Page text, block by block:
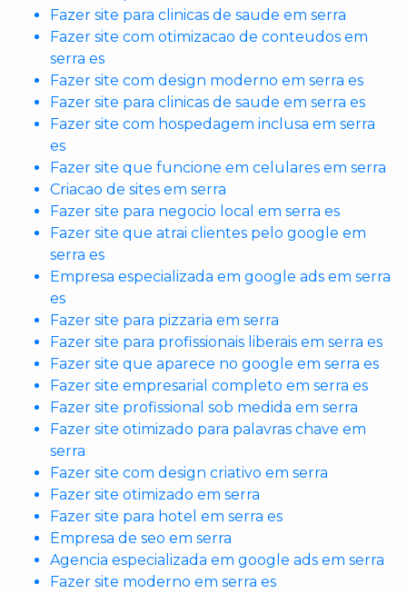
Fazer site para clinicas de saude em serra
Fazer site com otimizacao de conteudos em
serra es
Fazer site com design moderno em serra es
Fazer site para clinicas de saude em serra es
Fazer site com hospedagem inclusa em serra
es
Fazer site que funcione em celulares em serra
Criacao de sites em serra
Fazer site para negocio local em serra es
Fazer site que atrai clientes pelo google em
serra es
Empresa especializada em google ads em serra
es
Fazer site para pizzaria em serra
Fazer site para profissionais liberais em serra es
Fazer site que aparece no google em serra es
Fazer site empresarial completo em serra es
Fazer site profissional sob medida em serra
Fazer site otimizado para palavras chave em
serra
Fazer site com design criativo em serra
Fazer site otimizado em serra
Fazer site para hotel em serra es
Empresa de seo em serra
Agencia especializada em google ads em serra
Fazer site moderno em serra es